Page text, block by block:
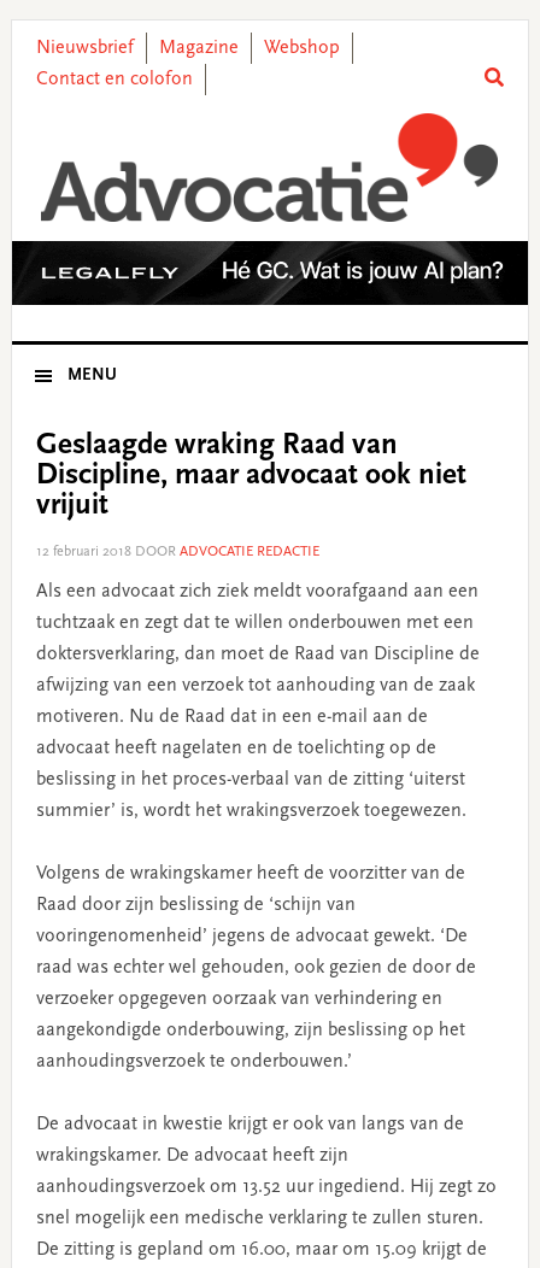
primary
main
primary
footer
Nieuwsbrief Magazine
Webshop
Contact en colofon
MENU
Geslaagde wraking Raad van
Discipline, maar advocaat ook niet
vrijuit
12 februari 2018DOOR ADVOCATIE REDACTIE
Als een advocaat zich ziek meldt voorafgaand aan een
tuchtzaak en zegt dat te willen onderbouwen met een
doktersverklaring, dan moet de Raad van Discipline de
afwijzing van een verzoek tot aanhouding van de zaak
motiveren. Nu de Raad dat in een e-mail aan de
advocaat heeft nagelaten en de toelichting op de
beslissing in het proces-verbaal van de zitting ‘uiterst
summier’ is, wordt het wrakingsverzoek toegewezen.
Volgens de wrakingskamer heeft de voorzitter van de
Raad door zijn beslissing de ‘schijn van
vooringenomenheid’ jegens de advocaat gewekt. ‘De
raad was echter wel gehouden, ook gezien de door de
verzoeker opgegeven oorzaak van verhindering en
aangekondigde onderbouwing, zijn beslissing op het
aanhoudingsverzoek te onderbouwen.’
De advocaat in kwestie krijgt er ook van langs van de
wrakingskamer. De advocaat heeft zijn
aanhoudingsverzoek om 13.52 uur ingediend. Hij zegt zo
snel mogelijk een medische verklaring te zullen sturen.
De zitting is gepland om 16.00, maar om 15.09 krijgt de